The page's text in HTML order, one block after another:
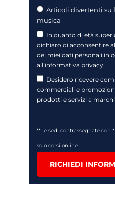
Articoli divertenti su
musica
In quanto di età
dichiaro di acconsentire
dei miei dati personali in
all’informativa privacy.
Desidero ricevere
commerciali e
prodotti e servizi a
** le sedi contrassegnate con
solo corsi online
RICHIEDI